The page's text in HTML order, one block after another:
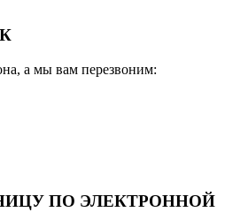
а мы вам перезвоним:
ПО ЭЛЕКТРОННОЙ